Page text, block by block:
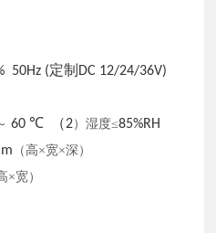
50Hz (定制 DC 12/24/36V)
60 ℃ （2）湿度≤85%RH
（高×宽×深）
×宽）